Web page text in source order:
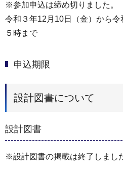
※参加申込は締め切りました。
令和３年12月10日（金）から
５時まで
申込期限
設計図書について
設計図書
※設計図書の掲載は終了しまし